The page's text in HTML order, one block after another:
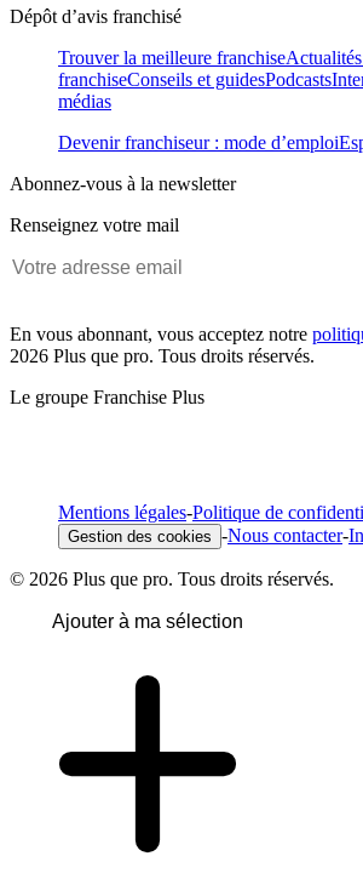
Dépôt d’avis franchisé
Trouver la meilleure franchise
franchiseConseils et guidesPodcasts
médias
Devenir franchiseur : mode d’emploi
Abonnez-vous à la newsletter
Renseignez votre mail
En vous abonnant, vous acceptez notre
2026 Plus que pro. Tous droits réservés.
Le groupe Franchise Plus
Mentions légales-Politique de
Gestion des cookies -Nous contacter-
© 2026 Plus que pro. Tous droits réservés.
Ajouter à ma sélection